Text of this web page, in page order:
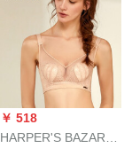
￥ 518
HARPER'S BAZAR